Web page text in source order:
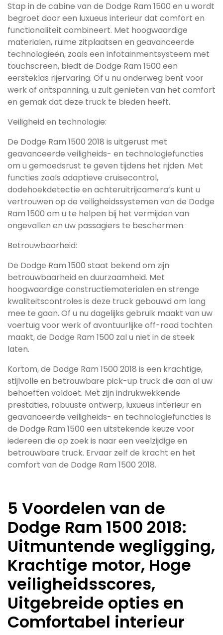
Stap in de cabine van de Dodge Ram 1500 en u wordt
begroet door een luxueus interieur dat comfort en
functionaliteit combineert. Met hoogwaardige
materialen, ruime zitplaatsen en geavanceerde
technologieën, zoals een infotainmentsysteem met
touchscreen, biedt de Dodge Ram 1500 een
eersteklas rijervaring. Of u nu onderweg bent voor
werk of ontspanning, u zult genieten van het comfort
en gemak dat deze truck te bieden heeft.
Veiligheid en technologie:
De Dodge Ram 1500 2018 is uitgerust met
geavanceerde veiligheids- en technologiefuncties
om u gemoedsrust te geven tijdens het rijden. Met
functies zoals adaptieve cruisecontrol,
dodehoekdetectie en achteruitrijcamera’s kunt u
vertrouwen op de veiligheidssystemen van de Dodge
Ram 1500 om u te helpen bij het vermijden van
ongevallen en uw passagiers te beschermen.
Betrouwbaarheid:
De Dodge Ram 1500 staat bekend om zijn
betrouwbaarheid en duurzaamheid. Met
hoogwaardige constructiematerialen en strenge
kwaliteitscontroles is deze truck gebouwd om lang
mee te gaan. Of u nu dagelijks gebruik maakt van uw
voertuig voor werk of avontuurlijke off-road tochten
maakt, de Dodge Ram 1500 zal u niet in de steek
laten.
Kortom, de Dodge Ram 1500 2018 is een krachtige,
stijlvolle en betrouwbare pick-up truck die aan al uw
behoeften voldoet. Met zijn indrukwekkende
prestaties, robuuste ontwerp, luxueus interieur en
geavanceerde veiligheids- en technologiefuncties is
de Dodge Ram 1500 een uitstekende keuze voor
iedereen die op zoek is naar een veelzijdige en
betrouwbare truck. Ervaar zelf de kracht en het
comfort van de Dodge Ram 1500 2018.
5 Voordelen van de
Dodge Ram 1500 2018:
Uitmuntende wegligging,
Krachtige motor, Hoge
veiligheidsscores,
Uitgebreide opties en
Comfortabel interieur